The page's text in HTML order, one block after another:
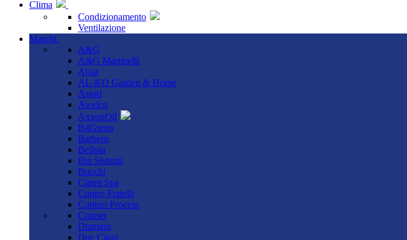
Clima
Condizionamento
Ventilazione
Marchi
A&G
A&G Martinelli
Ajsia
AL-KO Garden & Home
Astori
Awelco
AxxonOil
B4Green
Barbero
Bellota
Bin Sistemi
Bucchi
Cimm Spa
Contro Fratelli
Control Process
Cramer
Diamant
Due Cigni